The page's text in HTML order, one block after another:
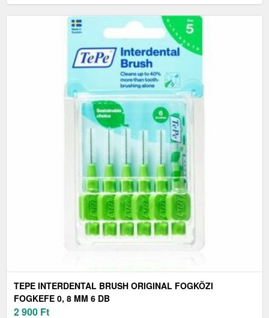
TEPE INTERDENTAL BRUSH ORIGINAL FOGKÖZI
FOGKEFE 0, 8 MM 6 DB
2 900 Ft